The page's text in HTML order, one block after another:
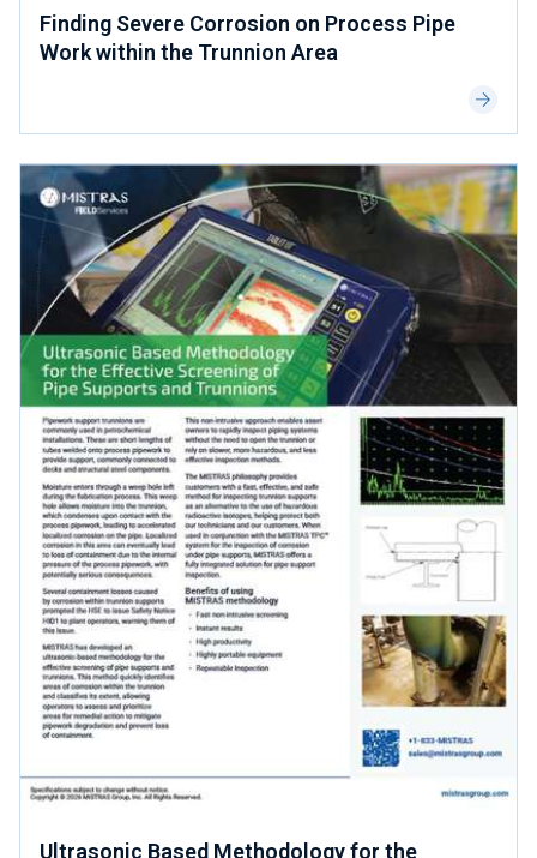
Finding Severe Corrosion on Process Pipe
Work within the Trunnion Area
Ultrasonic Based Methodology for the